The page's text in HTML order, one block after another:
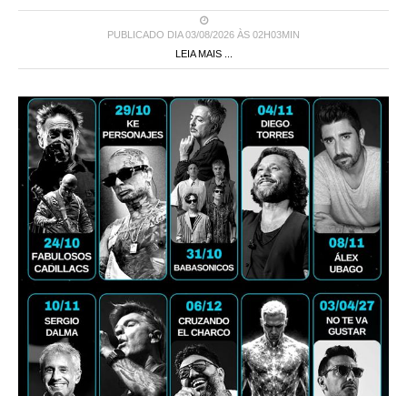
PUBLICADO DIA 03/08/2026 ÀS 02H03MIN
LEIA MAIS ...